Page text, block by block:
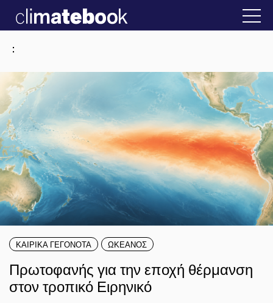
22 ΙΑΝ 2026 2025 Η άβολη αλήθεια
:
ΚΑΙΡΙΚΑ ΓΕΓΟΝΟΤΑ ΩΚΕΑΝΟΣ
Πρωτοφανής για την εποχή θέρμανση
στον τροπικό Ειρηνικό